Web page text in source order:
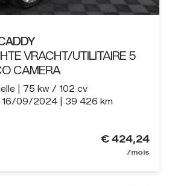
VRACHT/UTILITAIRE 5
CAMERA
75 kw / 102 cv
16/09/2024 39 426 km
€ 424,24
/mois